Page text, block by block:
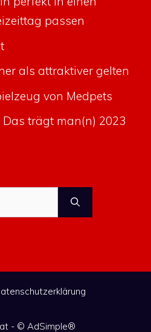
passen
als attraktiver gelten
von Medpets
trägt man(n) 2023
- © AdSimple®